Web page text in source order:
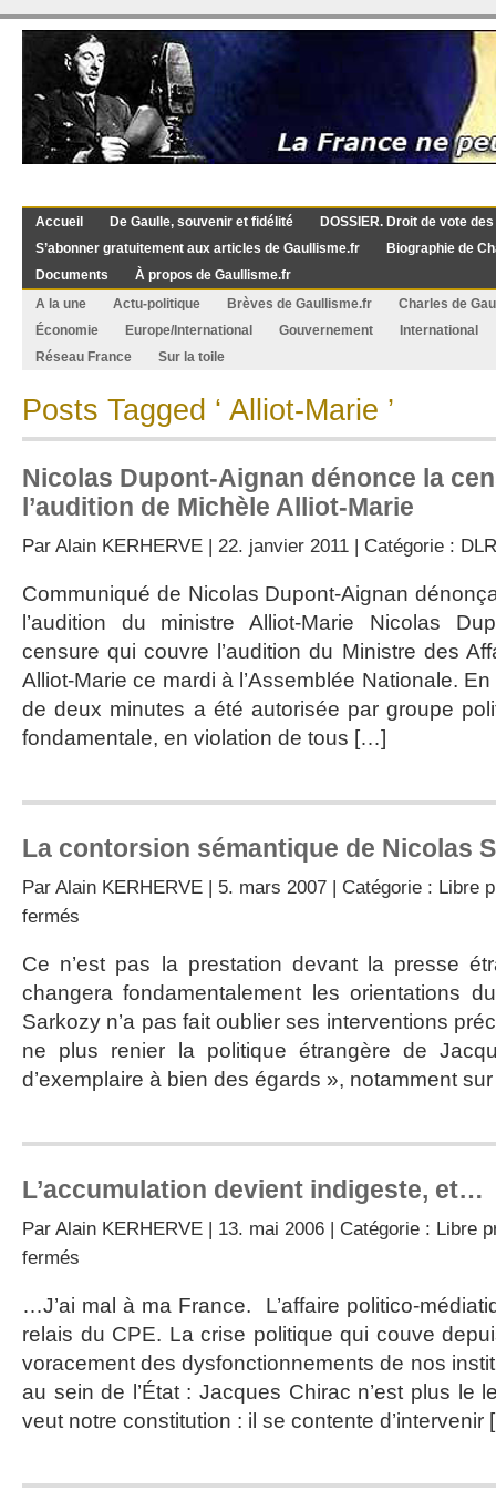
Accueil De Gaulle, souvenir et fidélité
DOSSIER. Droit de vote
S’abonner gratuitement aux articles de Gaullisme.fr
Biographie de
Documents
À propos de Gaullisme.fr
A la une
Actu-politique Brèves de Gaullisme.fr
Charles de
Économie
Europe/International Gouvernement
International
Réseau France
Sur la toile
Posts Tagged ‘ Alliot-Marie ’
Nicolas Dupont-Aignan dénonce la
l’audition de Michèle Alliot-Marie
Par Alain KERHERVE | 22. janvier 2011 | Catégorie : DLR
Communiqué de Nicolas Dupont-Aignan
l’audition du ministre Alliot-Marie Nicolas
censure qui couvre l’audition du Ministre des
Alliot-Marie ce mardi à l’Assemblée Nationale.
de deux minutes a été autorisée par groupe
fondamentale, en violation de tous […]
La contorsion sémantique de Nicolas
Par Alain KERHERVE | 5. mars 2007 | Catégorie : Libre
fermés
sémantique
de
Sarkozy
Ce n’est pas la prestation devant la presse
changera fondamentalement les orientations
Sarkozy n’a pas fait oublier ses interventions
ne plus renier la politique étrangère de
d’exemplaire à bien des égards », notamment
L’accumulation devient indigeste, et…
Par Alain KERHERVE | 13. mai 2006 | Catégorie : Libre
fermés
indigeste,
et…
…J’ai mal à ma France. L’affaire politico-
relais du CPE. La crise politique qui couve
voracement des dysfonctionnements de nos
au sein de l’État : Jacques Chirac n’est plus le
veut notre constitution : il se contente